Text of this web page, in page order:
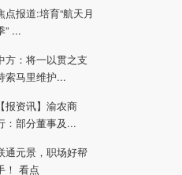
点报道:培育“航天月
” ...
方：将一以贯之支
索马里维护...
【报资讯】渝农商
：部分董事及...
通元景，职场好帮
！ 看点